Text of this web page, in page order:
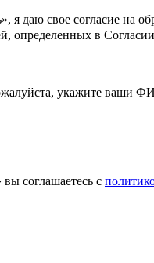
я даю свое согласие на
определенных в
укажите ваши
соглашаетесь с